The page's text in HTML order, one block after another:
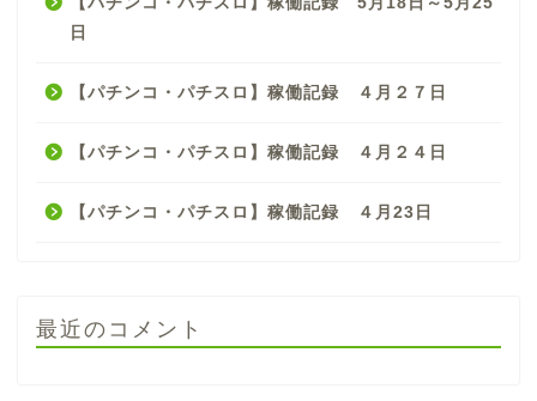
日
【パチンコ・パチスロ】稼働記録 ４月２７日
【パチンコ・パチスロ】稼働記録 ４月２４日
【パチンコ・パチスロ】稼働記録 ４月23日
最近のコメント